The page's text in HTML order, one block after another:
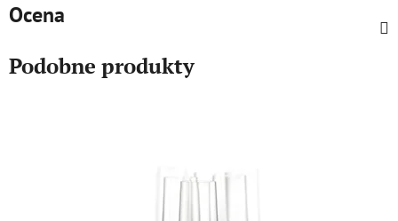
Ocena
Podobne produkty